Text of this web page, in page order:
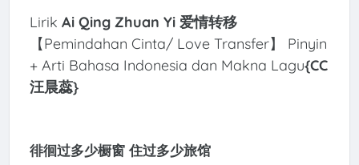
Lirik Ai Qing Zhuan Yi 爱情转移
【Pemindahan Cinta/ Love Transfer】 Pinyin
+ Arti Bahasa Indonesia dan Makna Lagu{CC
汪晨蕊}
徘徊过多少橱窗 住过多少旅馆